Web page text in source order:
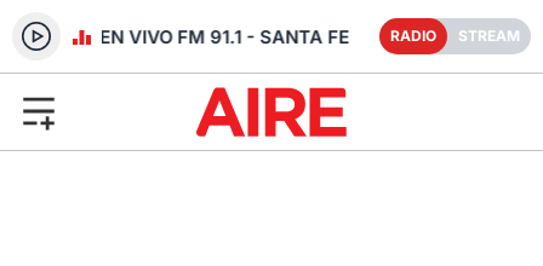
RADIO EN VIVO FM 91.1 - SANTA FE RADIO STREAM